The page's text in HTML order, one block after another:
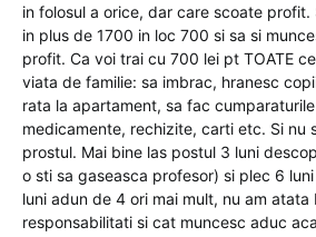
in folosul a orice, dar care scoate
in plus de 1700 in loc 700 si sa si
profit. Ca voi trai cu 700 lei pt TOATE
viata de familie: sa imbrac, hranesc
rata la apartament, sa fac
medicamente, rechizite, carti etc. Si nu
prostul. Mai bine las postul 3 luni
o sti sa gaseasca profesor) si plec 6
luni adun de 4 ori mai mult, nu am
responsabilitati si cat muncesc aduc